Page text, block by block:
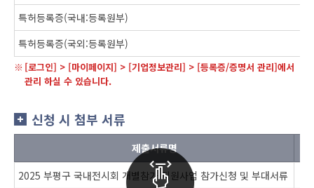
특허등록증(국내:등록원부)
특허등록증(국외:등록원부)
[로그인] > [마이페이지] > [기업정보관리] > [등록증/증명서 관리]에서
관리 하실 수 있습니다.
신청 시 첨부 서류
제출서류명
2025 부평구 국내전시회 개별참가 지원사업 참가신청 및 부대서류